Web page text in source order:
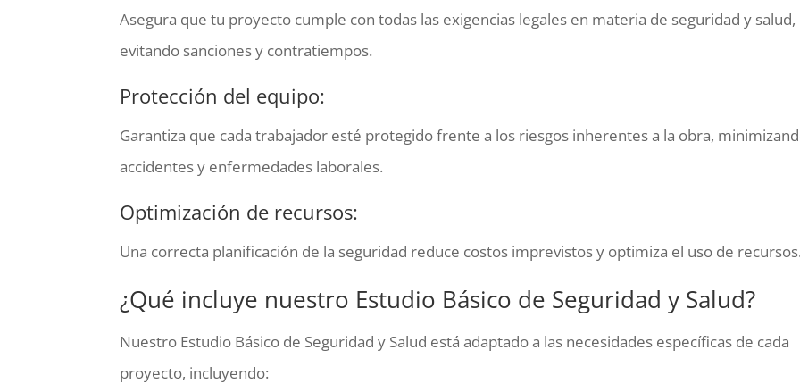
Asegura que tu proyecto cumple con todas las exigencias legales en materia de seguridad y salud,
evitando sanciones y contratiempos.
Protección del equipo:
Garantiza que cada trabajador esté protegido frente a los riesgos inherentes a la obra,
accidentes y enfermedades laborales.
Optimización de recursos:
Una correcta planificación de la seguridad reduce costos imprevistos y optimiza el uso de
¿Qué incluye nuestro Estudio Básico de Seguridad y Salud?
Nuestro Estudio Básico de Seguridad y Salud está adaptado a las necesidades específicas de cada
proyecto, incluyendo: